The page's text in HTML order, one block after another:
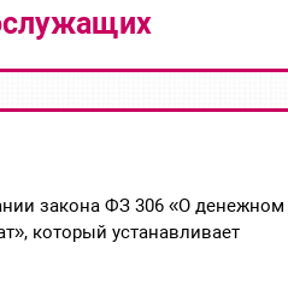
закона ФЗ 306 «О денежном
который устанавливает